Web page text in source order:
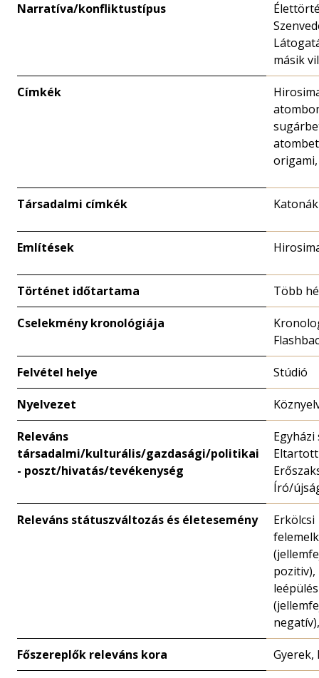
Narratíva/konfliktustípus
másik
Címkék
origami,
Társadalmi címkék
Említések
Történet időtartama Több
Cselekmény kronológiája
Felvétel helye Stúdió
Nyelvezet
Releváns
társadalmi/kulturális/gazdasági/politikai
- poszt/hivatás/tevékenység
Egyházi
Író/
Releváns státuszváltozás és életesemény
Erkölcsi
pozitiv),
leépülés
Főszereplők releváns kora Gyerek,